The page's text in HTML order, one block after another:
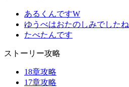
あるくんですW
ゆうべはおたのしみでしたね
たべたんです
ストーリー攻略
18章攻略
17章攻略